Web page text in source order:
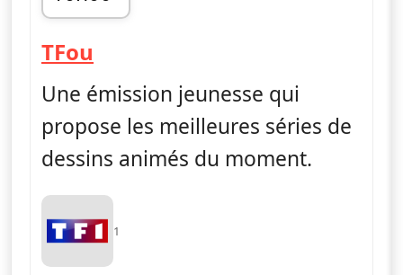
fin 10h55
TFou
Une émission jeunesse qui
propose les meilleures séries de
dessins animés du moment.
1